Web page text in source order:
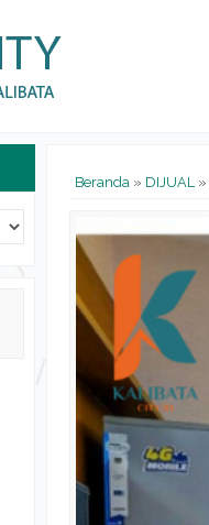
Beranda» DIJUAL»